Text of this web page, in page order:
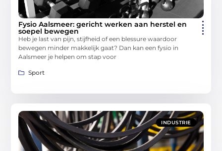
Fysio Aalsmeer: gericht werken aan herstel en
soepel bewegen
Heb je last van pijn, stijfheid of een blessure waardoor
bewegen minder makkelijk gaat? Dan kan een fysio in
Aalsmeer je helpen om stap voor
Sport
INDUSTRIE